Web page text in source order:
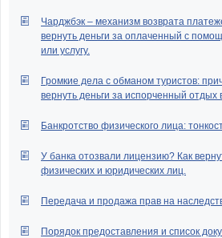
Чарджбэк – механизм возврата
вернуть деньги за оплаченный с
или услугу.
Громкие дела с обманом туристов:
вернуть деньги за испорченный
Банкротство физического лица:
У банка отозвали лицензию? Как
физических и юридических лиц.
Передача и продажа прав на
Порядок предоставления и список